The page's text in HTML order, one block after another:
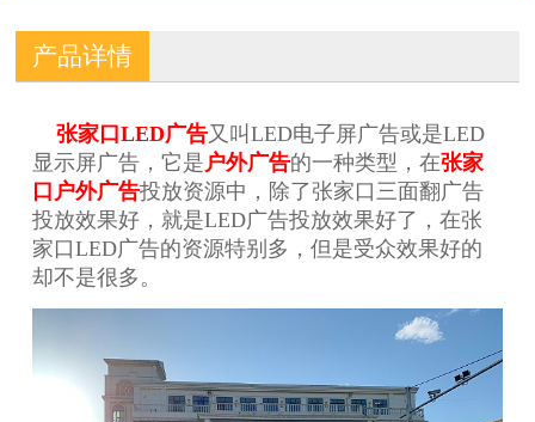
产品详情
张家口LED广告又叫LED电子屏广告或是LED
显示屏广告，它是 户外广告的一种类型，在张家
口户外广告投放资源中，除了张家口三面翻广告
投放效果好，就是LED广告投放效果好了，在张
家口LED广告的资源特别多，但是受众效果好的
却不是很多。